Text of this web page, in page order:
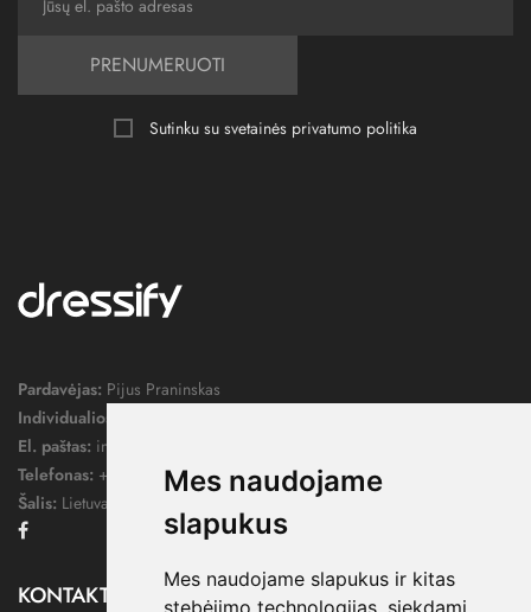
Mes naudojame
slapukus
Mes naudojame slapukus ir kitas
stebėjimo technologijas, siekdami
PRENUMERUOTI
Sutinku su svetainės privatumo politika
Pardavėjas: Pijus Praninskas
Individualios veiklos pažymos nr.:
El. paštas: info@dressify.lt
Telefonas: +370 676 78578
Šalis: Lietuva
KONTAKTAI